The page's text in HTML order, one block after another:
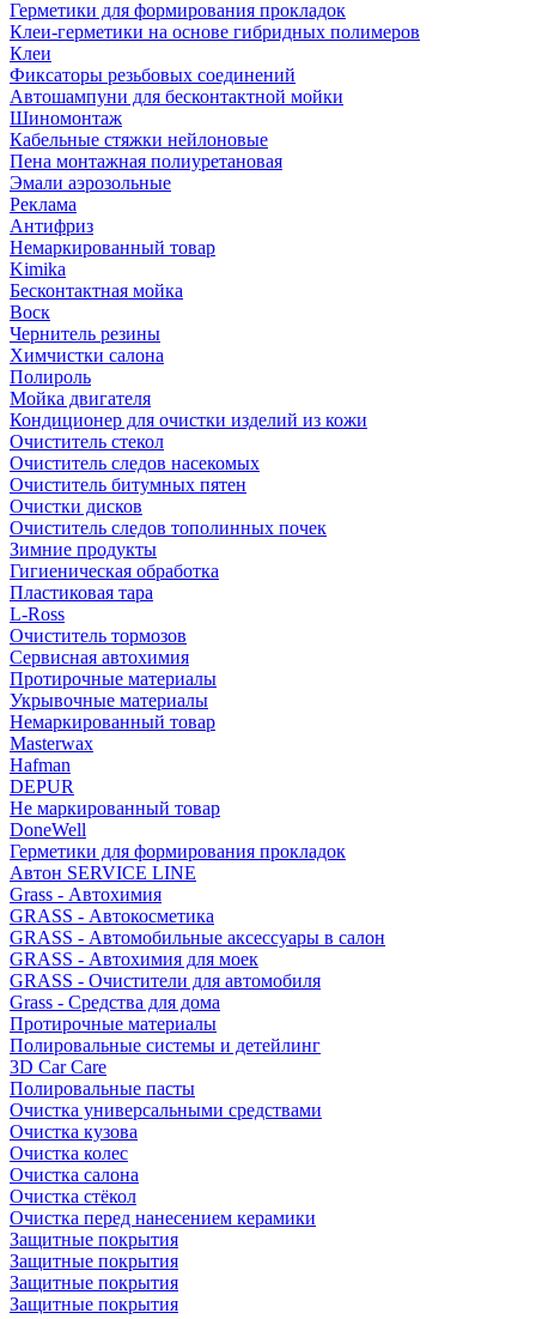
Герметики для формирования прокладок
Клеи-герметики на основе гибридных полимеров
Клеи
Фиксаторы резьбовых соединений
Автошампуни для бесконтактной мойки
Шиномонтаж
Кабельные стяжки нейлоновые
Пена монтажная полиуретановая
Эмали аэрозольные
Реклама
Антифриз
Немаркированный товар
Kimika
Бесконтактная мойка
Воск
Чернитель резины
Химчистки салона
Полироль
Мойка двигателя
Кондиционер для очистки изделий из кожи
Очиститель стекол
Очиститель следов насекомых
Очиститель битумных пятен
Очистки дисков
Очиститель следов тополинных почек
Зимние продукты
Гигиеническая обработка
Пластиковая тара
L-Ross
Очиститель тормозов
Сервисная автохимия
Протирочные материалы
Укрывочные материалы
Немаркированный товар
Masterwax
Hafman
DEPUR
Не маркированный товар
DoneWell
Герметики для формирования прокладок
Автон SERVICE LINE
Grass - Автохимия
GRASS - Автокосметика
GRASS - Автомобильные аксессуары в салон
GRASS - Автохимия для моек
GRASS - Очистители для автомобиля
Grass - Средства для дома
Протирочные материалы
Полировальные системы и детейлинг
3D Car Care
Полировальные пасты
Очистка универсальными средствами
Очистка кузова
Очистка колес
Очистка салона
Очистка стёкол
Очистка перед нанесением керамики
Защитные покрытия
Защитные покрытия
Защитные покрытия
Защитные покрытия